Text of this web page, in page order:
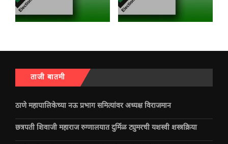
ताजी बातमी
ठाणे महापालिकेच्या नऊ प्रभाग समित्यांवर अध्यक्ष विराजमान
छत्रपती शिवाजी महाराज रुग्णालयात दुर्मिळ ट्युमरची यशस्वी शस्त्रक्रिया